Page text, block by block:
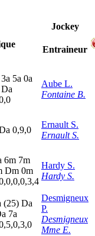
Jockey
Entraineur
3a 5a 0a
Da
Aube L.
Fontaine B.
a 0,9,0
Ernault S.
Ernault S.
6m 7m
Dm 0m
Hardy S.
Hardy S.
(25) Da
a 7a
Desmigneux
P.
Desmigneux
Mme E.